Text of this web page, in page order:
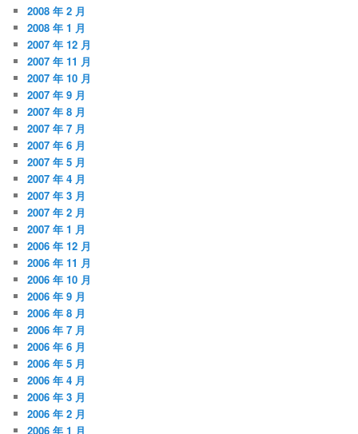
2008 年 2 月
2008 年 1 月
2007 年 12 月
2007 年 11 月
2007 年 10 月
2007 年 9 月
2007 年 8 月
2007 年 7 月
2007 年 6 月
2007 年 5 月
2007 年 4 月
2007 年 3 月
2007 年 2 月
2007 年 1 月
2006 年 12 月
2006 年 11 月
2006 年 10 月
2006 年 9 月
2006 年 8 月
2006 年 7 月
2006 年 6 月
2006 年 5 月
2006 年 4 月
2006 年 3 月
2006 年 2 月
2006 年 1 月